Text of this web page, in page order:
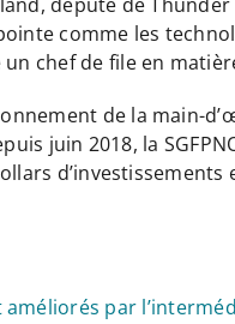
député de Thunder
comme les
chef de file en
de la main-
juin 2018, la
par